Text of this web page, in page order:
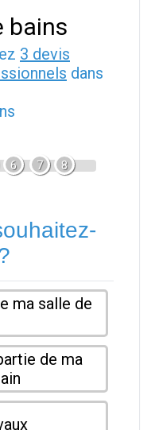
bains
3 devis
dans
6 7 8
ma salle de
de ma